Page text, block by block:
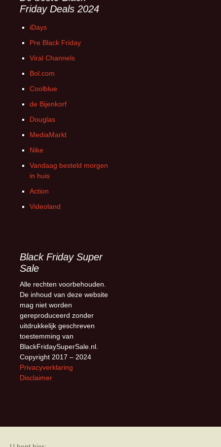
Friday Deals 2024
iDays
Pre Black Friday
Viral Channels
Bol.com
Coolblue
de Bijenkorf
Douglas
MediaMarkt
Nike
Vandaag besteld morgen
in huis
Action
Videoland
Black Friday Super
Sale
Alle rechten voorbehouden.
De inhoud van deze website
mag niet worden
gereproduceerd zonder
uitdrukkelijk geschreven
toestemming van
BlackFridaySuperSale.nl.
Copyright 2017 – 2024
Privacyverklaring
Disclaimer